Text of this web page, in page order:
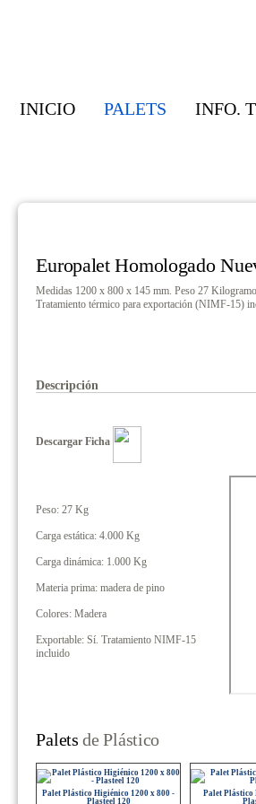
INICIO PALETS INFO.
Europalet Homologado
Medidas 1200 x 800 x 145 mm. Peso 27
Tratamiento térmico para exportación (NIMF-15)
Descripción
Descargar Ficha
Peso: 27 Kg
Carga estática: 4.000 Kg
Carga dinámica: 1.000 Kg
Materia prima: madera de pino
Colores: Madera
Exportable: Sí. Tratamiento NIMF-15
incluido
Palets de Plástico
Palet Plástico Higiénico 1200 x 800 -
Plasteel 120
Palet Plástico